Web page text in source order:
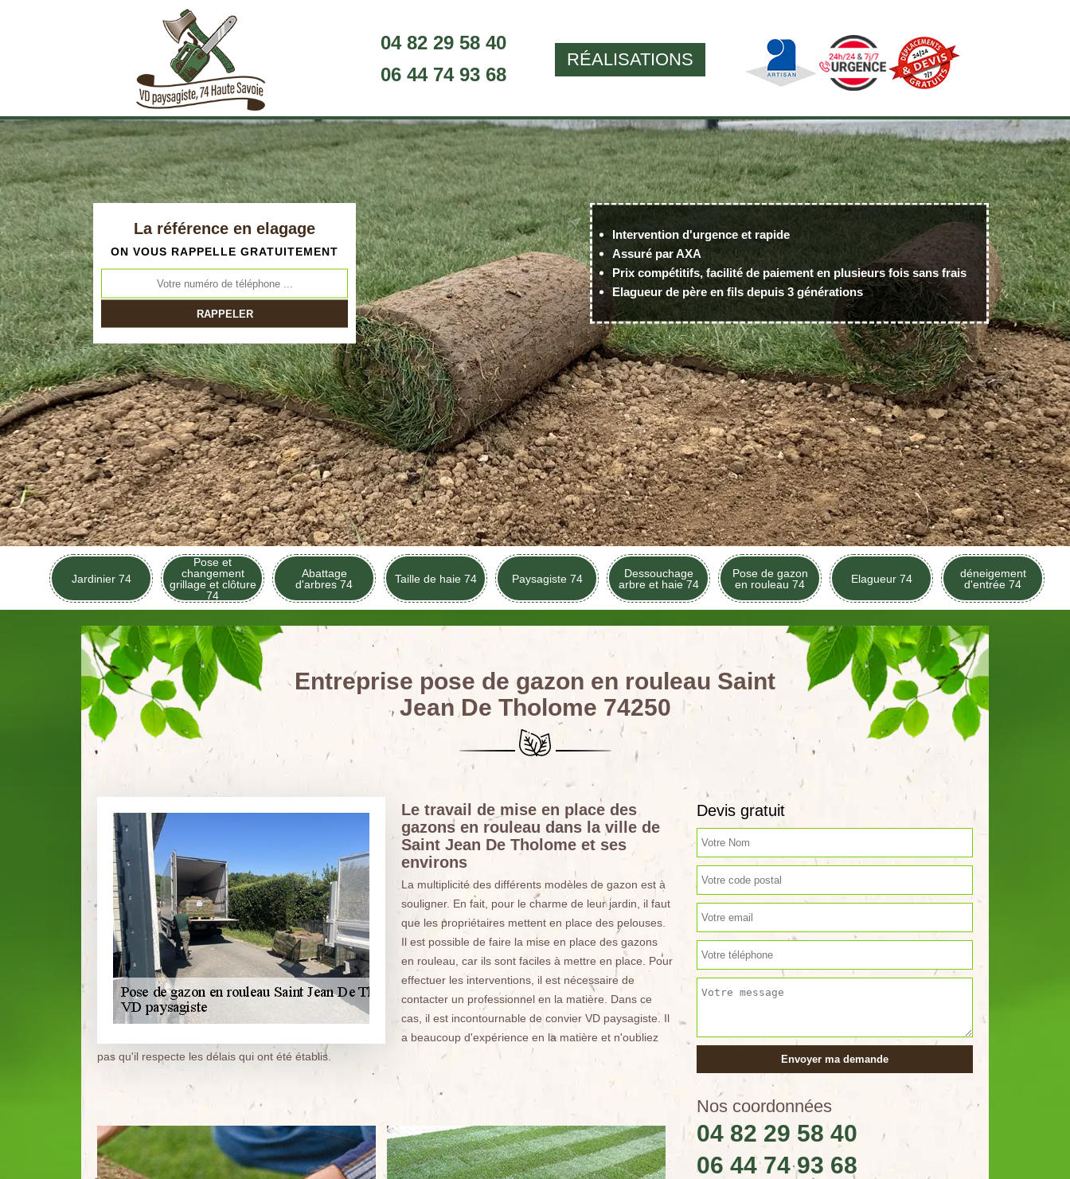
04 82 29 58 40
06 44 74 93 68
RÉALISATIONS
La référence en elagage
ON VOUS RAPPELLE GRATUITEMENT
Intervention d'urgence et rapide
Assuré par AXA
Prix compétitifs, facilité de paiement en plusieurs fois sans frais
Elagueur de père en fils depuis 3 générations
Jardinier 74
Pose et
changement
grillage et clôture
74
Abattage
d'arbres 74
Taille de haie 74 Paysagiste 74
Dessouchage
arbre et haie 74
Pose de gazon
en rouleau 74
Elagueur 74
déneigement
d'entrée 74
Entreprise pose de gazon en rouleau Saint
Jean De Tholome 74250
Le travail de mise en place des
gazons en rouleau dans la ville de
Saint Jean De Tholome et ses
environs
La multiplicité des différents modèles de gazon est à
souligner. En fait, pour le charme de leur jardin, il faut
que les propriétaires mettent en place des pelouses.
Il est possible de faire la mise en place des gazons
en rouleau, car ils sont faciles à mettre en place. Pour
effectuer les interventions, il est nécessaire de
contacter un professionnel en la matière. Dans ce
cas, il est incontournable de convier VD paysagiste. Il
a beaucoup d'expérience en la matière et n'oubliez
pas qu'il respecte les délais qui ont été établis.
Devis gratuit
Nos coordonnées
04 82 29 58 40
06 44 74 93 68